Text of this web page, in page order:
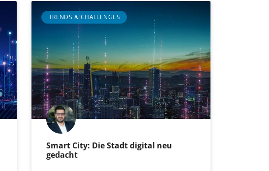
TRENDS & CHALLENGES
Smart City: Die Stadt digital neu
gedacht